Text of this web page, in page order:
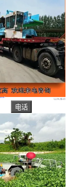
操作简单灵活 运行稳定 山东潍坊
电话